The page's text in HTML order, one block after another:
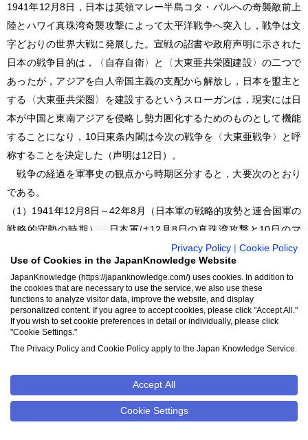
1941年12月8日，日本は英領マレー半島コタ・バルへの奇襲敵前上
陸とハワイ真珠湾奇襲攻撃によって太平洋戦争へ突入し，戦争は文
字どおりの世界大戦に発展した。宣戦の詔書や政府声明に示された
日本の戦争目的は，〈自存自衛〉と〈大東亜共栄圏建設〉の二つで
あったが，アジアを白人帝国主義の支配から解放し，日本を盟主と
する〈大東亜共栄圏〉を建設するというスローガンは，現実には日
本が中国と東南アジアを侵略し勢力圏化するためのものとして機能
することになり，10日東条内閣は今次の戦争を〈大東亜戦争〉と呼
称することを決定した（声明は12日）。
戦争の経過を軍事史の観点から時期区分すると，大要次のとおり
である。
（1）1941年12月8日～42年8月（日本軍の戦略的攻勢と連合国軍の
戦略的守勢の時期） 日本軍は12月8日の真珠湾攻撃と10日のマ
レー沖海戦によって米英の戦艦群に大打撃をあたえ，東南アジアの
各地を急襲して太平洋の制海権と制空権を掌握した。そして42年1
月2日マニラ，2月15日シンガポール，3月8日ラングーンを占領し，
3月9日ジャワ島のオランダ軍を降伏させるなど，日本軍は開戦後約
半年のあいだに東はギルバート諸島とソロモン諸島から西はビルマ
ミッドウェー海戦で4隻の主力空母を撃沈され，太平洋正面の制海権
と制空権を失った。
（2）1942年8月～43年2月（連合国軍の反撃と日本軍の戦略的持久
Privacy Policy
Cookie Policy
Use of Cookies in the JapanKnowledge Website
JapanKnowledge (https://japanknowledge.com/) uses cookies. In addition to
the cookies that are necessary to use the service, we also use these
functions to analyze visitor data, improve the website, and display
personalized content. If you agree to accept cookies, please click "Accept All."
If you wish to set cookie preferences in detail or individually, please click
"Cookie Settings."
The Privacy Policy and Cookie Policy apply to the Japan Knowledge Service.
Accept All
Cookie Settings